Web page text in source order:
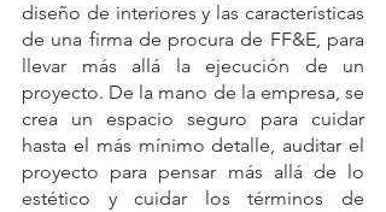
diseño de interiores y las características
de una firma de procura de FF&E, para
llevar más allá la ejecución de un
proyecto. De la mano de la empresa, se
crea un espacio seguro para cuidar
hasta el más mínimo detalle, auditar el
proyecto para pensar más allá de lo
estético y cuidar los términos de